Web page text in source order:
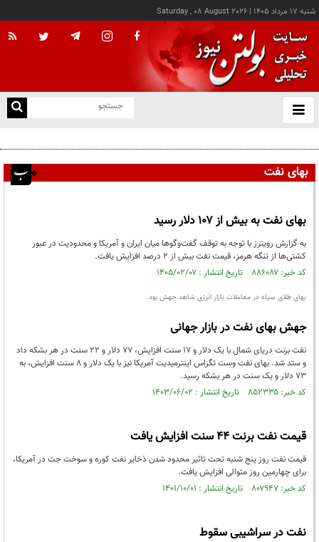
شنبه ۱۷ مرداد ۱۴۰۵ |
Saturday , 08 August 2026
باز
و
بهای نفت
بهای نفت به بیش از ۱۰۷ دلار رسید
به گزارش رویترز با توجه به توقف گفت‌و‌گو‌ها میان ایران و آمریکا و محدودیت در عبور
کشتی‌ها از تنگه هرمز، قیمت نفت بیش از ۲ درصد افزایش یافت.
کد خبر: ۸۸۶۰۸۷ تاریخ انتشار : ۱۴۰۵/۰۲/۰۷
بهای طلای سیاه در معاملات بازار انرژی شاهد جهش بود.
جهش بهای نفت در بازار جهانی
نفت برنت دریای شمال با یک دلار و ۱۷ سنت افزایش، ۷۷ دلار و ۲۲ سنت در هر بشکه داد
و ستد شد. بهای نفت وست تگزاس اینترمیدیت آمریکا نیز با یک دلار و ۸ سنت افزایش، به
۷۳ دلار و یک سنت در هر بشکه رسید.
کد خبر: ۸۵۲۳۳۵ تاریخ انتشار : ۱۴۰۳/۰۶/۰۲
قیمت نفت برنت 44 سنت افزایش یافت
قیمت نفت روز پنج شنبه تحت تاثیر محدود شدن ذخایر نفت کوره و سوخت جت در آمریکا،
برای چهارمین روز متوالی افزایش یافت.
کد خبر: ۸۰۷۹۴۷ تاریخ انتشار : ۱۴۰۱/۱۰/۰۱
نفت در سراشیبی سقوط